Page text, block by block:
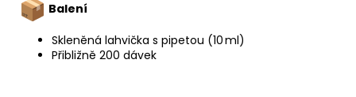
Balení
Skleněná lahvička s pipetou (10 ml)
Přibližně 200 dávek